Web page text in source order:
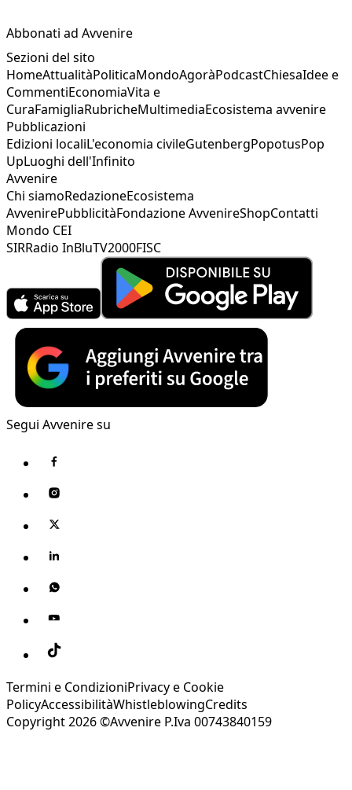
Abbonati ad Avvenire
Sezioni del sito
HomeAttualitàPoliticaMondoAgoràPodcastChiesaIdee e
CommentiEconomiaVita e
CuraFamigliaRubricheMultimediaEcosistema avvenire
Pubblicazioni
Edizioni localiL'economia civileGutenbergPopotusPop
UpLuoghi dell'Infinito
Avvenire
Chi siamoRedazioneEcosistema
AvvenirePubblicitàFondazione AvvenireShopContatti
Mondo CEI
SIRRadio InBluTV2000FISC
Segui Avvenire su
Termini e CondizioniPrivacy e Cookie
PolicyAccessibilitàWhistleblowingCredits
Copyright 2026 ©Avvenire P.Iva 00743840159